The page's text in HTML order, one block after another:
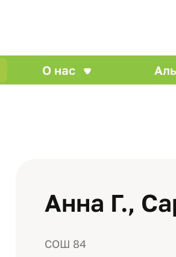
О нас
Анна Г.,
СОШ 84